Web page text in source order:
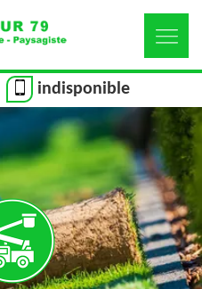
indisponible